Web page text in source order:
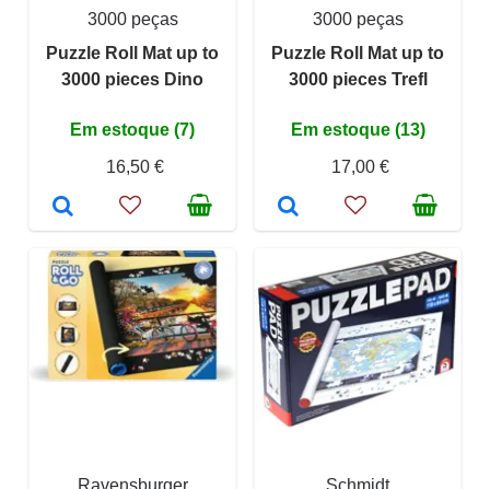
3000 peças
Puzzle Roll Mat up to
3000 pieces Dino
Em estoque (7)
16,50 €
3000 peças
Puzzle Roll Mat up to
3000 pieces Trefl
Em estoque (13)
17,00 €
Ravensburger
Schmidt